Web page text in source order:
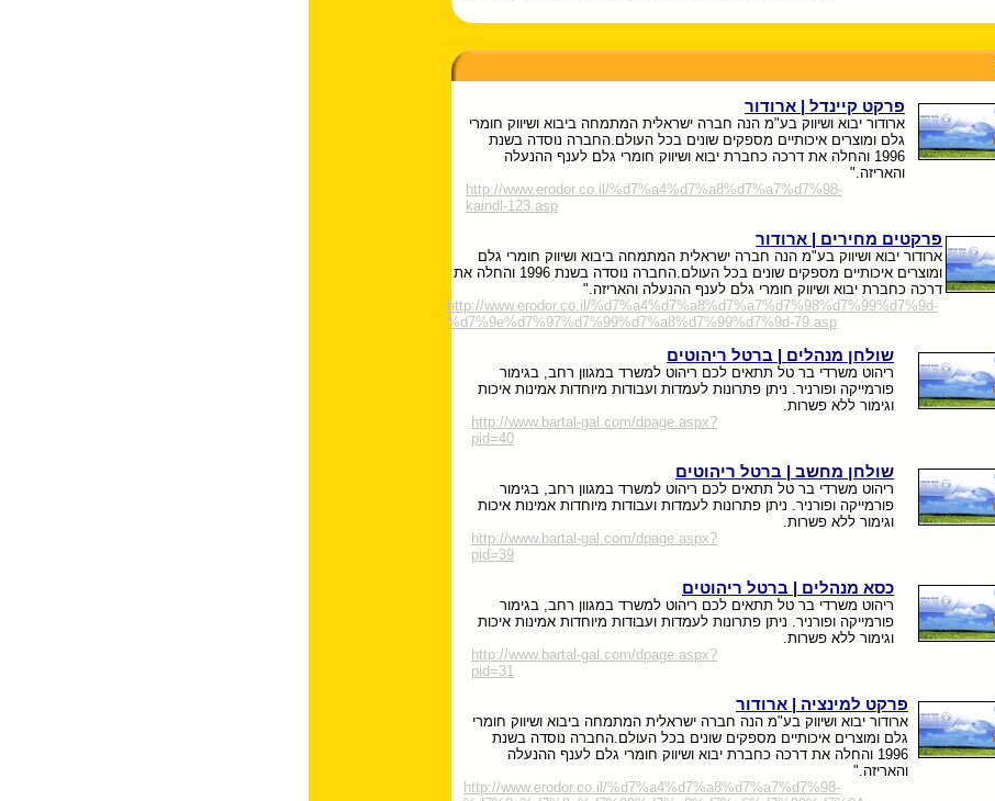
פרקט קיינדל | ארודור
ארודור יבוא ושיווק בע"מ הנה חברה ישראלית המתמחה ביבוא ושיווק חומרי
גלם ומוצרים איכותיים מספקים שונים בכל העולם.החברה נוסדה בשנת
1996 והחלה את דרכה כחברת יבוא ושיווק חומרי גלם לענף ההנעלה
והאריזה."
http://www.erodor.co.il/%d7%a4%d7%a8%d7%a7%d7%98-
kaindl-123.asp
פרקטים מחירים | ארודור
ארודור יבוא ושיווק בע"מ הנה חברה ישראלית המתמחה ביבוא ושיווק חומרי גלם
ומוצרים איכותיים מספקים שונים בכל העולם.החברה נוסדה בשנת 1996 והחלה את
דרכה כחברת יבוא ושיווק חומרי גלם לענף ההנעלה והאריזה."
http://www.erodor.co.il/%d7%a4%d7%a8%d7%a7%d7%98%d7%99%d7%9d-
%d7%9e%d7%97%d7%99%d7%a8%d7%99%d7%9d-79.asp
שולחן מנהלים | ברטל ריהוטים
ריהוט משרדי בר טל תתאים לכם ריהוט למשרד במגוון רחב, בגימור
פורמייקה ופורניר. ניתן פתרונות לעמדות ועבודות מיוחדות אמינות איכות
וגימור ללא פשרות.
http://www.bartal-gal.com/dpage.aspx?
pid=40
שולחן מחשב | ברטל ריהוטים
ריהוט משרדי בר טל תתאים לכם ריהוט למשרד במגוון רחב, בגימור
פורמייקה ופורניר. ניתן פתרונות לעמדות ועבודות מיוחדות אמינות איכות
וגימור ללא פשרות.
http://www.bartal-gal.com/dpage.aspx?
pid=39
כסא מנהלים | ברטל ריהוטים
ריהוט משרדי בר טל תתאים לכם ריהוט למשרד במגוון רחב, בגימור
פורמייקה ופורניר. ניתן פתרונות לעמדות ועבודות מיוחדות אמינות איכות
וגימור ללא פשרות.
http://www.bartal-gal.com/dpage.aspx?
pid=31
פרקט למינציה | ארודור
ארודור יבוא ושיווק בע"מ הנה חברה ישראלית המתמחה ביבוא ושיווק חומרי
גלם ומוצרים איכותיים מספקים שונים בכל העולם.החברה נוסדה בשנת
1996 והחלה את דרכה כחברת יבוא ושיווק חומרי גלם לענף ההנעלה
והאריזה."
http://www.erodor.co.il/%d7%a4%d7%a8%d7%a7%d7%98-